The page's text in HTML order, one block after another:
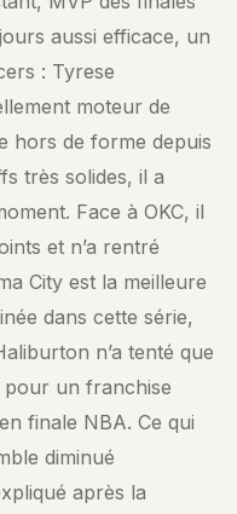
aussi efficace, un
: Tyrese
moteur de
hors de forme depuis
très solides, il a
Face à OKC, il
et n’a rentré
City est la meilleure
dans cette série,
n’a tenté que
un franchise
finale NBA. Ce qui
diminué
après la